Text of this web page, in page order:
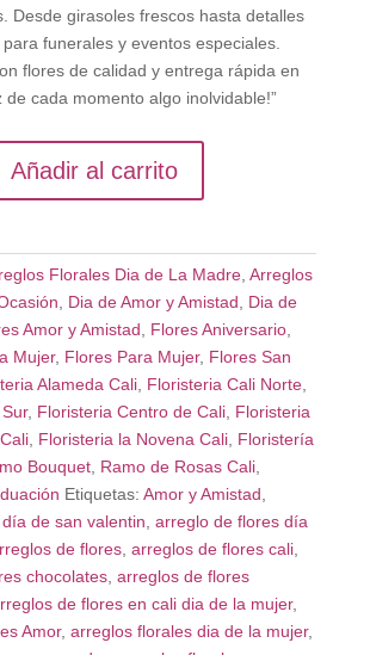
Desde girasoles frescos hasta detalles
funerales y eventos especiales.
flores de calidad y entrega rápida en
de cada momento algo inolvidable!”
Añadir al carrito
Florales Dia de La Madre, Arreglos
, Dia de Amor y Amistad, Dia de
Amor y Amistad, Flores Aniversario,
Mujer, Flores Para Mujer, Flores San
Alameda Cali, Floristeria Cali Norte,
, Floristeria Centro de Cali, Floristeria
, Floristeria la Novena Cali, Floristería
Bouquet, Ramo de Rosas Cali,
Etiquetas: Amor y Amistad,
de san valentin, arreglo de flores día
de flores, arreglos de flores cali,
chocolates, arreglos de flores
de flores en cali dia de la mujer,
Amor, arreglos florales dia de la mujer,